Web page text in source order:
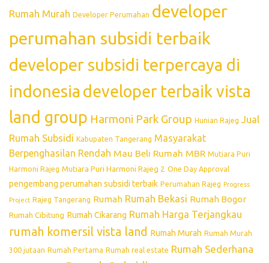
Rumah Murah Developer Perumahan developer
perumahan subsidi terbaik
developer subsidi terpercaya di
indonesia developer terbaik vista
land group Harmoni Park Group Hunian Rajeg
Jual
Rumah Subsidi Kabupaten Tangerang Masyarakat
Berpenghasilan Rendah Mau Beli Rumah MBR Mutiara Puri
Harmoni Rajeg Mutiara Puri Harmoni Rajeg 2 One Day Approval
pengembang perumahan subsidi terbaik Perumahan Rajeg Progress
Project Rajeg Tangerang Rumah Rumah Bekasi Rumah Bogor
Rumah Cibitung Rumah Cikarang Rumah Harga Terjangkau
rumah komersil vista land Rumah Murah Rumah Murah
300 jutaan Rumah Pertama Rumah real estate Rumah Sederhana